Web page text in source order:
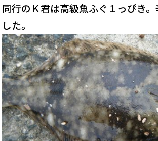
同行のＫ君は高級魚ふぐ１っぴき
した。